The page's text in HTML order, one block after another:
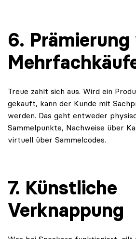
6. Prämierung
Treue zahlt sich aus. Wird ein
gekauft, kann der Kunde mit
werden. Das geht entweder
Sammelpunkte, Nachweise über
virtuell über Sammelcodes.
7. Künstliche
Verknappung